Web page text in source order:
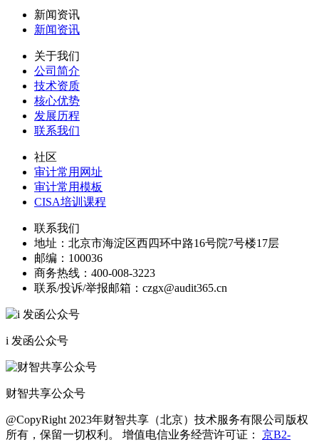
新闻资讯
新闻资讯
关于我们
公司简介
技术资质
核心优势
发展历程
联系我们
社区
审计常用网址
审计常用模板
CISA培训课程
联系我们
地址： 北京市海淀区西四环中路16号院7号楼17层
邮编： 100036
商务热线： 400-008-3223
联系/投诉/举报邮箱： czgx@audit365.cn
i 发函公众号
财智共享公众号
@CopyRight 2023年财智共享（北京）技术服务有限公司版权
所有，保留一切权利。 增值电信业务经营许可证： 京B2-